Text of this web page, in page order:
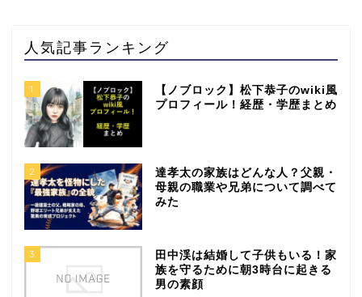
人気記事ランキング
1
【ノブロック】松下恭子のwiki風
プロフィール！経歴・学歴まとめ
2
達孝太の家族はどんな人？父親・
母親の職業や兄弟について調べて
みた
3
田中渓は結婚して子供もいる！家
族を守るために朝3時台に起きる
男の素顔